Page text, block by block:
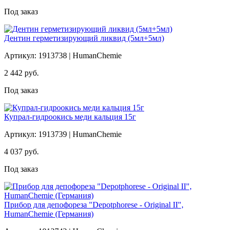
Под заказ
Дентин герметизирующий ликвид (5мл+5мл)
Артикул: 1913738 | HumanChemie
2 442 руб.
Под заказ
Купрал-гидроокись меди кальция 15г
Артикул: 1913739 | HumanChemie
4 037 руб.
Под заказ
Прибор для депофореза "Depotphorese - Original II",
HumanChemie (Германия)